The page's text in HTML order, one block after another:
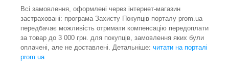
Всі замовлення, оформлені через інтернет-магазин
застраховані: програма Захисту Покупців порталу prom.ua
передбачає можливість отримати компенсацію передоплати
за товар до 3 000 грн. для покупців, замовлення яких були
оплачені, але не доставлені. Детальніше: читати на порталі
prom.ua